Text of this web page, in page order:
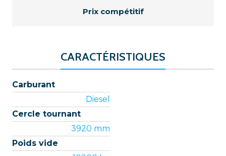
Prix compétitif
CARACTÉRISTIQUES
Carburant
Diesel
Cercle tournant
3920 mm
Poids vide